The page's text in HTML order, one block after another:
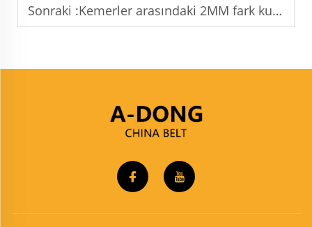
Sonraki :Kemerler arasındaki 2MM fark kullanım üzerinde herhangi bir etkiye sahip mi?